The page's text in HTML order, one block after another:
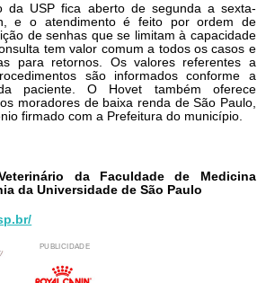
da USP fica aberto de segunda a sexta-
e o atendimento é feito por ordem de
de senhas que se limitam à capacidade
tem valor comum a todos os casos e
para retornos. Os valores referentes a
são informados conforme a
paciente. O Hovet também oferece
moradores de baixa renda de São Paulo,
firmado com a Prefeitura do município.
da Faculdade de Medicina
da Universidade de São Paulo
PUBLICIDADE